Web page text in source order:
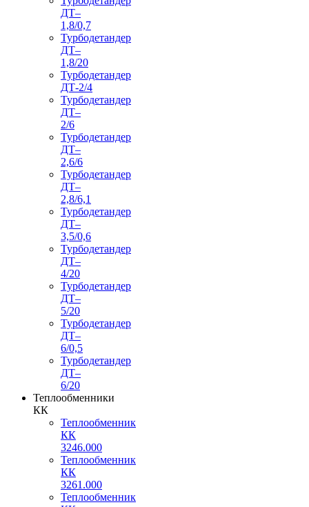
ДТ–
1,8/0,7
Турбодетандер
ДТ–
1,8/20
Турбодетандер
ДТ-2/4
Турбодетандер
ДТ–
2/6
Турбодетандер
ДТ–
2,6/6
Турбодетандер
ДТ–
2,8/6,1
Турбодетандер
ДТ–
3,5/0,6
Турбодетандер
ДТ–
4/20
Турбодетандер
ДТ–
5/20
Турбодетандер
ДТ–
6/0,5
Турбодетандер
ДТ–
6/20
Теплообменники
КК
Теплообменник
КК
3246.000
Теплообменник
КК
3261.000
Теплообменник